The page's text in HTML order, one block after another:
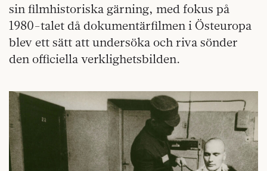
sin filmhistoriska gärning, med fokus på
1980-talet då dokumentärfilmen i Östeuropa
blev ett sätt att undersöka och riva sönder
den officiella verklighetsbilden.